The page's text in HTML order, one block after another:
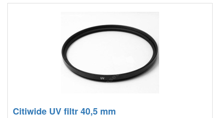
Citiwide UV filtr 40,5 mm